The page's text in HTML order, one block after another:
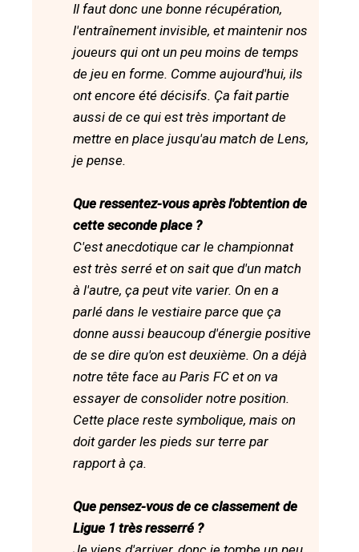
Il faut donc une bonne récupération,
l'entraînement invisible, et maintenir nos
joueurs qui ont un peu moins de temps
de jeu en forme. Comme aujourd'hui, ils
ont encore été décisifs. Ça fait partie
aussi de ce qui est très important de
mettre en place jusqu'au match de Lens,
je pense.
Que ressentez-vous après l'obtention de
cette seconde place ?
C'est anecdotique car le championnat
est très serré et on sait que d'un match
à l'autre, ça peut vite varier. On en a
parlé dans le vestiaire parce que ça
donne aussi beaucoup d'énergie positive
de se dire qu'on est deuxième. On a déjà
notre tête face au Paris FC et on va
essayer de consolider notre position.
Cette place reste symbolique, mais on
doit garder les pieds sur terre par
rapport à ça.
Que pensez-vous de ce classement de
Ligue 1 très resserré ?